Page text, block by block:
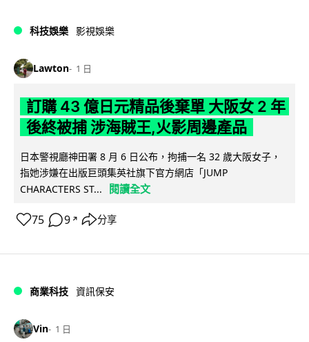
科技娛樂 影視娛樂
Lawton 1 日
訂購 43 億日元精品後棄單 大阪女 2 年
後終被捕 涉海賊王,火影周邊產品
日本警視廳神田署 8 月 6 日公布，拘捕一名 32 歲大阪女子，
指她涉嫌在出版巨頭集英社旗下官方網店「JUMP
CHARACTERS ST...
閱讀全文
75 9 ↗ 分享
商業科技 資訊保安
Vin 1 日